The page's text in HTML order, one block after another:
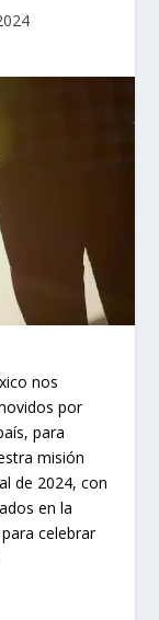
nos
por
para
misión
de 2024, con
en la
celebrar